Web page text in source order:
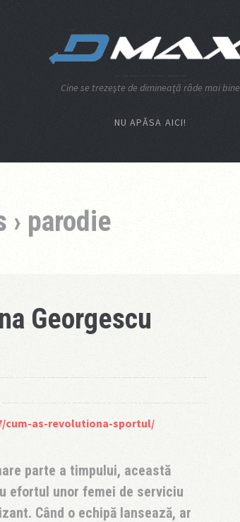
Cine se trezeşte de dimineaţă râde mai bine
NU APĂSA AICI!
› parodie
Georgescu
cum-as-revolutiona-sportul/
parte a timpului, această
efortul unor femei de serviciu
Când o echipă lansează, ar